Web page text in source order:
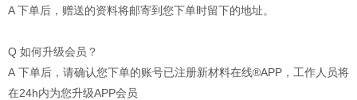
A 下单后，赠送的资料将邮寄到您下单时留下的地址。
Q 如何升级会员？
A 下单后，请确认您下单的账号已注册新材料在线®APP，工作人员将
在24h内为您升级APP会员